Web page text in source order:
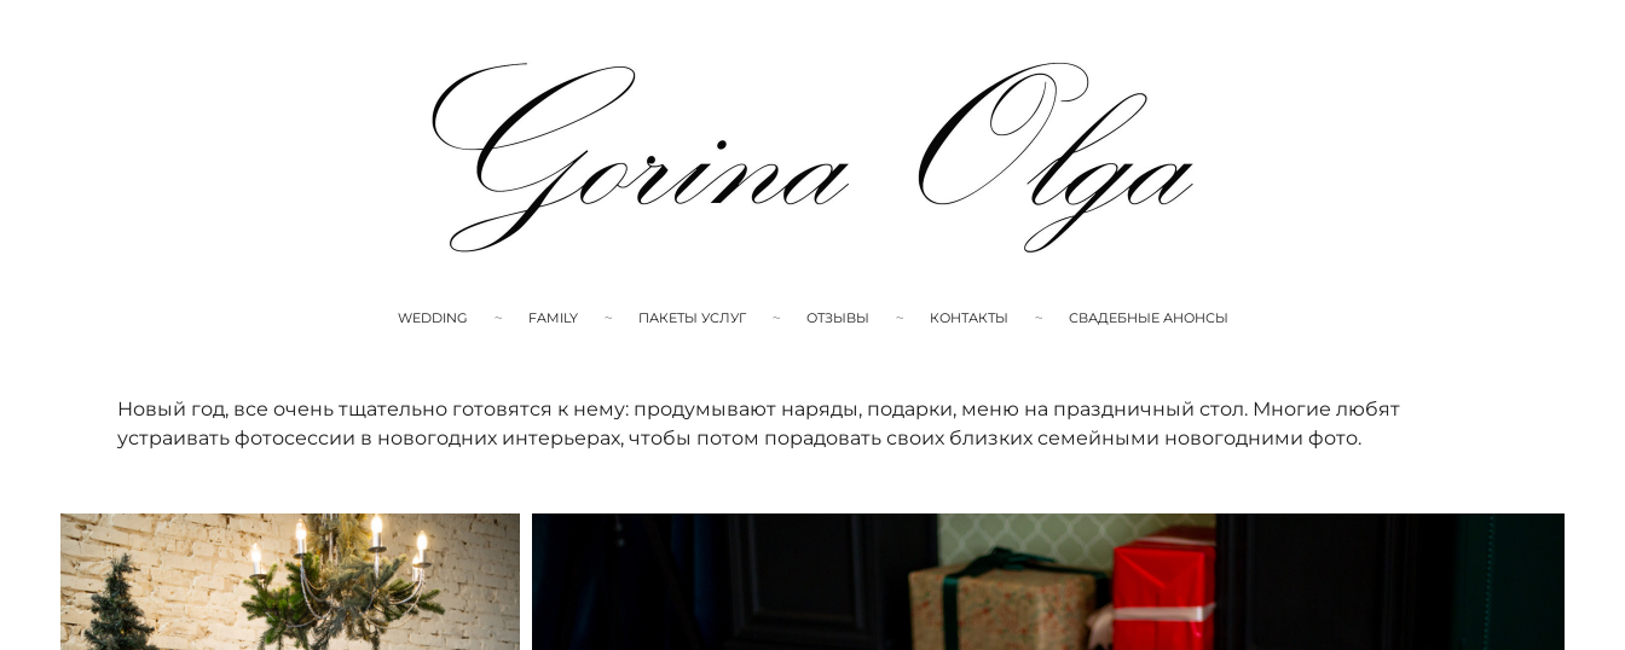
WEDDING FAMILY ПАКЕТЫ УСЛУГ ОТЗЫВЫ КОНТАКТЫ СВАДЕБНЫЕ АНОНСЫ
Новый год, все очень тщательно готовятся к нему: продумывают наряды, подарки, меню на праздничный стол. Многие любят
устраивать фотосессии в новогодних интерьерах, чтобы потом порадовать своих близких семейными новогодними фото.